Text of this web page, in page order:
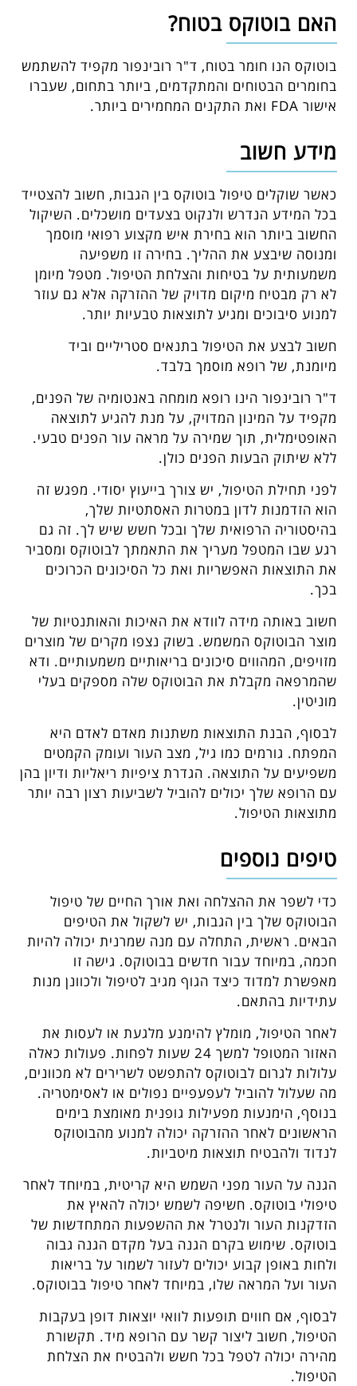
האם בוטוקס בטוח?
בוטוקס הנו חומר בטוח, ד"ר רובינפור מקפיד להשתמש
בחומרים הבטוחים והמתקדמים, ביותר בתחום, שעברו
אישור FDA ואת התקנים המחמירים ביותר.
מידע חשוב
כאשר שוקלים טיפול בוטוקס בין הגבות, חשוב להצטייד
בכל המידע הנדרש ולנקוט בצעדים מושכלים. השיקול
החשוב ביותר הוא בחירת איש מקצוע רפואי מוסמך
ומנוסה שיבצע את ההליך. בחירה זו משפיעה
משמעותית על בטיחות והצלחת הטיפול. מטפל מיומן
לא רק מבטיח מיקום מדויק של ההזרקה אלא גם עוזר
למנוע סיבוכים ומגיע לתוצאות טבעיות יותר.
חשוב לבצע את הטיפול בתנאים סטריליים וביד
מיומנת, של רופא מוסמך בלבד.
ד"ר רובינפור הינו רופא מומחה באנטומיה של הפנים,
מקפיד על המינון המדויק, על מנת להגיע לתוצאה
האופטימלית, תוך שמירה על מראה עור הפנים טבעי.
ללא שיתוק הבעות הפנים כולן.
לפני תחילת הטיפול, יש צורך בייעוץ יסודי. מפגש זה
הוא הזדמנות לדון במטרות האסתטיות שלך,
בהיסטוריה הרפואית שלך ובכל חשש שיש לך. זה גם
רגע שבו המטפל מעריך את התאמתך לבוטוקס ומסביר
את התוצאות האפשריות ואת כל הסיכונים הכרוכים
בכך.
חשוב באותה מידה לוודא את האיכות והאותנטיות של
מוצר הבוטוקס המשמש. בשוק נצפו מקרים של מוצרים
מזויפים, המהווים סיכונים בריאותיים משמעותיים. ודא
שהמרפאה מקבלת את הבוטוקס שלה מספקים בעלי
מוניטין.
לבסוף, הבנת התוצאות משתנות מאדם לאדם היא
המפתח. גורמים כמו גיל, מצב העור ועומק הקמטים
משפיעים על התוצאה. הגדרת ציפיות ריאליות ודיון בהן
עם הרופא שלך יכולים להוביל לשביעות רצון רבה יותר
מתוצאות הטיפול.
טיפים נוספים
כדי לשפר את ההצלחה ואת אורך החיים של טיפול
הבוטוקס שלך בין הגבות, יש לשקול את הטיפים
הבאים. ראשית, התחלה עם מנה שמרנית יכולה להיות
חכמה, במיוחד עבור חדשים בבוטוקס. גישה זו
מאפשרת למדוד כיצד הגוף מגיב לטיפול ולכוונן מנות
עתידיות בהתאם.
לאחר הטיפול, מומלץ להימנע מלגעת או לעסות את
האזור המטופל למשך 24 שעות לפחות. פעולות כאלה
עלולות לגרום לבוטוקס להתפשט לשרירים לא מכוונים,
מה שעלול להוביל לעפעפיים נפולים או לאסימטריה.
בנוסף, הימנעות מפעילות גופנית מאומצת בימים
הראשונים לאחר ההזרקה יכולה למנוע מהבוטוקס
לנדוד ולהבטיח תוצאות מיטביות.
הגנה על העור מפני השמש היא קריטית, במיוחד לאחר
טיפולי בוטוקס. חשיפה לשמש יכולה להאיץ את
הזדקנות העור ולנטרל את ההשפעות המתחדשות של
בוטוקס. שימוש בקרם הגנה בעל מקדם הגנה גבוה
ולחות באופן קבוע יכולים לעזור לשמור על בריאות
העור ועל המראה שלו, במיוחד לאחר טיפול בבוטוקס.
לבסוף, אם חווים תופעות לוואי יוצאות דופן בעקבות
הטיפול, חשוב ליצור קשר עם הרופא מיד. תקשורת
מהירה יכולה לטפל בכל חשש ולהבטיח את הצלחת
הטיפול.